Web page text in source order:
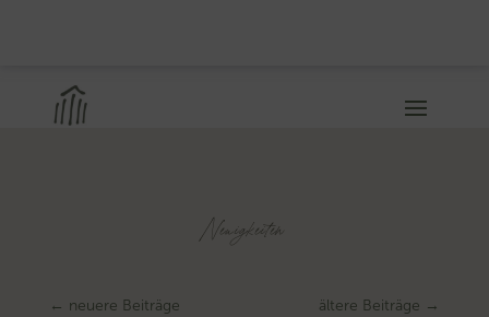
Neuigkeiten
← neuere Beiträge ältere Beiträge →